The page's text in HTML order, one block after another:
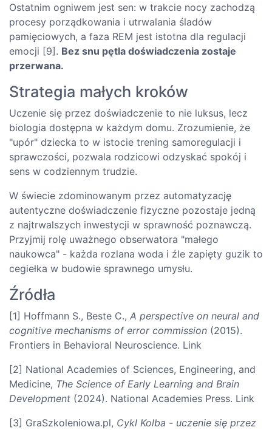
Ostatnim ogniwem jest sen: w trakcie nocy zachodzą
procesy porządkowania i utrwalania śladów
pamięciowych, a faza REM jest istotna dla regulacji
emocji [9]. Bez snu pętla doświadczenia zostaje
przerwana.
Strategia małych kroków
Uczenie się przez doświadczenie to nie luksus, lecz
biologia dostępna w każdym domu. Zrozumienie, że
"upór" dziecka to w istocie trening samoregulacji i
sprawczości, pozwala rodzicowi odzyskać spokój i
sens w codziennym trudzie.
W świecie zdominowanym przez automatyzację
autentyczne doświadczenie fizyczne pozostaje jedną
z najtrwalszych inwestycji w sprawność poznawczą.
Przyjmij rolę uważnego obserwatora "małego
naukowca" - każda rozlana woda i źle zapięty guzik to
cegiełka w budowie sprawnego umysłu.
Źródła
[1] Hoffmann S., Beste C., A perspective on neural and
cognitive mechanisms of error commission (2015).
Frontiers in Behavioral Neuroscience. Link
[2] National Academies of Sciences, Engineering, and
Medicine, The Science of Early Learning and Brain
Development (2024). National Academies Press. Link
[3] GraSzkoleniowa.pl, Cykl Kolba - uczenie się przez